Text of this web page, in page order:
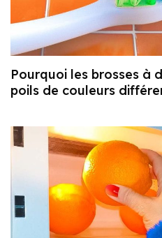
Pourquoi les brosses à
poils de couleurs